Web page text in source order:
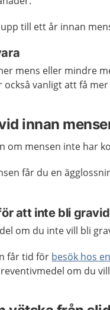
till ett år innan
mens eller mindre
också vanligt att få
innan
om mensen inte har
får du en
att inte bli gravid
om du inte vill bli
får tid för besök hos
om du